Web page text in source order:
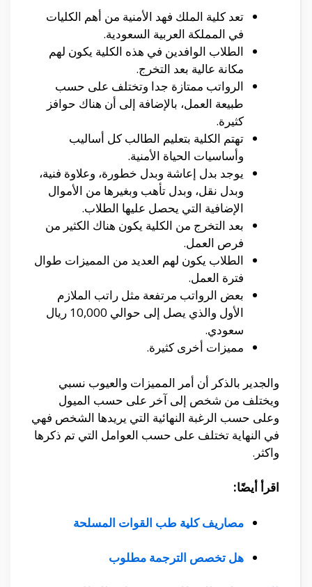
تعد كلية الملك فهد الأمنية من أهم الكليات
في المملكة العربية السعودية.
الطلاب الوافدين في هذه الكلية يكون لهم
مكانة عالية بعد التخرج.
الرواتب ممتازة جدا وتختلف على حسب
طبيعة العمل، بالإضافة إلى أن هناك حوافز
كثيرة.
تهتم الكلية بتعليم الطالب كل أساليب
وأساسيات الحياة الأمنية.
يوجد بدل إعاشة وبدل خطورة، وعلاوة فنية،
وبدل نقل، وبدل تأهب وبغيرها من الأموال
الإضافية التي يحصل عليها الطلاب.
بعد التخرج من الكلية يكون هناك الكثير من
فرص العمل.
الطلاب يكون لهم العديد من المميزات طوال
فترة العمل.
بعض الرواتب مرتفعة مثل راتب الملازم
الأول والذي يصل إلى حوالي 10,000 ريال
سعودي.
مميزات أخرى كثيرة.
والجدير بالذكر أن أمر المميزات والعيوب نسبي
ويختلف من شخص إلى آخر على حسب الميول
وعلى حسب الرغبة النهائية التي يريدها الشخص فهي
في النهاية تختلف على حسب العوامل التي تم ذكرها
واكثر.
اقرأ أيضًا:
مصاريف كلية طب القوات المسلحة
هل تخصص الترجمة مطلوب